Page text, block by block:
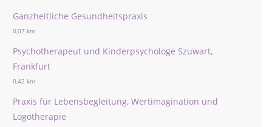
Ganzheitliche Gesundheitspraxis
0,07 km
Psychotherapeut und Kinderpsychologe Szuwart,
Frankfurt
0,42 km
Praxis für Lebensbegleitung, Wertimagination und
Logotherapie